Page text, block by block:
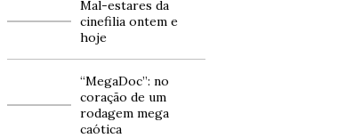
Mal-estares da
cinefilia ontem e
hoje
“MegaDoc”: no
coração de um
rodagem mega
caótica